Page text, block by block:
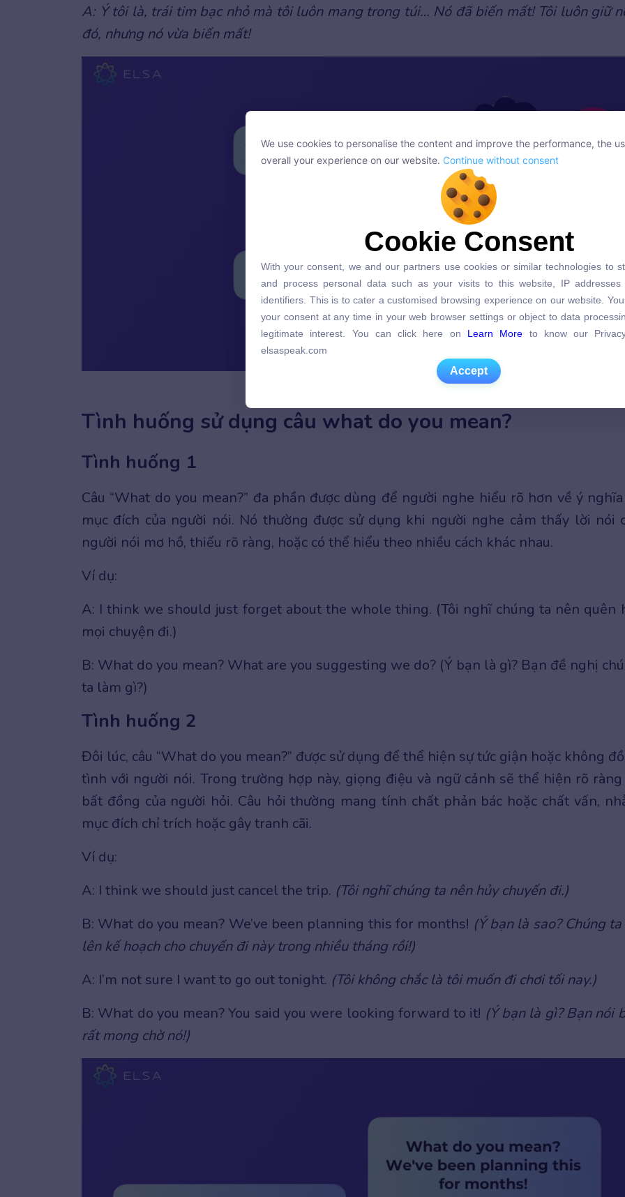
A: Ý tôi là, trái tim bạc nhỏ mà tôi luôn mang trong túi… Nó đã biến mất! Tôi luôn giữ
đó, nhưng nó vừa biến mất!
What do you mean? có nghĩa Ý bạn là gì?
Tình huống sử dụng câu what do you mean?
Tình huống 1
Câu “What do you mean?” đa phần được dùng để người nghe hiểu rõ hơn về ý
mục đích của người nói. Nó thường được sử dụng khi người nghe cảm thấy lời nói
người nói mơ hồ, thiếu rõ ràng, hoặc có thể hiểu theo nhiều cách khác nhau.
Ví dụ:
A: I think we should just forget about the whole thing. (Tôi nghĩ chúng ta nên quên
mọi chuyện đi.)
B: What do you mean? What are you suggesting we do? (Ý bạn là gì? Bạn đề nghị
ta làm gì?)
Tình huống 2
Đôi lúc, câu “What do you mean?” được sử dụng để thể hiện sự tức giận hoặc không
tình với người nói. Trong trường hợp này, giọng điệu và ngữ cảnh sẽ thể hiện rõ
bất đồng của người hỏi. Câu hỏi thường mang tính chất phản bác hoặc chất vấn,
mục đích chỉ trích hoặc gây tranh cãi.
Ví dụ:
A: I think we should just cancel the trip. (Tôi nghĩ chúng ta nên hủy chuyến đi.)
B: What do you mean? We’ve been planning this for months! (Ý bạn là sao? Chúng
lên kế hoạch cho chuyến đi này trong nhiều tháng rồi!)
A: I’m not sure I want to go out tonight. (Tôi không chắc là tôi muốn đi chơi tối nay.)
B: What do you mean? You said you were looking forward to it! (Ý bạn là gì? Bạn nói
rất mong chờ nó!)
We use cookies to personalise the content and improve the performance, the
overall your experience on our website.
Continue without consent
Cookie Consent
and process personal data such as your visits to this website, IP addresses
identifiers. This is to cater a customised browsing experience on our website.
your consent at any time in your web browser settings or object to data
legitimate interest. You can click here on
Learn More
to know our
elsaspeak.com
Accept
We use cookies to personalise the content and improve the performance, the
overall your experience on our website. Continue without consent
Cookie Consent
With your consent, we and our partners use cookies or similar technologies to
and process personal data such as your visits to this website, IP addresses
identifiers. This is to cater a customised browsing experience on our website.
your consent at any time in your web browser settings or object to data
legitimate interest. You can click here on Learn More to know our
elsaspeak.com
Accept